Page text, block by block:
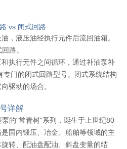
vs 闭式回路
，液压油经执行元件后流回油箱。
路。
执行元件之间循环，通过补油泵补
专门的闭式回路型号。闭式系统结构
驱动的场合。
详解
的"常青树"系列，诞生于上世纪80
国内锻压、冶金、船舶等领域的主
转、配油盘配油、斜盘变量的结